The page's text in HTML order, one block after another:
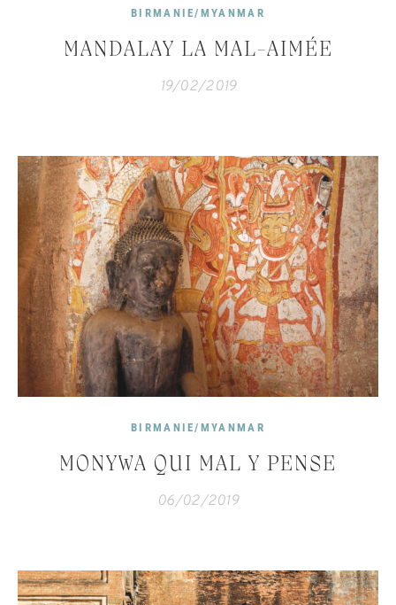
BIRMANIE/MYANMAR
MANDALAY LA MAL-AIMÉE
19/02/2019
BIRMANIE/MYANMAR
MONYWA QUI MAL Y PENSE
06/02/2019